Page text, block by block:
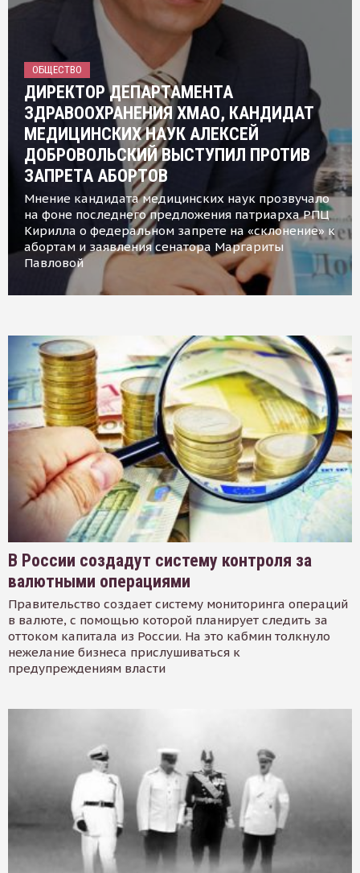
ОБЩЕСТВО
ДИРЕКТОР ДЕПАРТАМЕНТА
ЗДРАВООХРАНЕНИЯ ХМАО, КАНДИДАТ
МЕДИЦИНСКИХ НАУК АЛЕКСЕЙ
ДОБРОВОЛЬСКИЙ ВЫСТУПИЛ ПРОТИВ
ЗАПРЕТА АБОРТОВ
Мнение кандидата медицинских наук прозвучало
на фоне последнего предложения патриарха РПЦ
Кирилла о федеральном запрете на «склонение» к
абортам и заявления сенатора Маргариты
Павловой
В России создадут систему контроля за
валютными операциями
Правительство создает систему мониторинга операций
в валюте, с помощью которой планирует следить за
оттоком капитала из России. На это кабмин толкнуло
нежелание бизнеса прислушиваться к
предупреждениям власти